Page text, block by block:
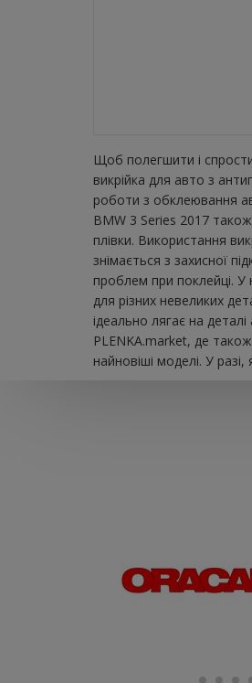
Щоб полегшити і
викрійка для авто з
роботи з обклеювання
BMW 3 Series 2017
плівки. Використання
знімається з захисної
проблем при поклейці. У
для різних невеликих
ідеально лягає на
PLENKA.market, де
найновіші моделі. У